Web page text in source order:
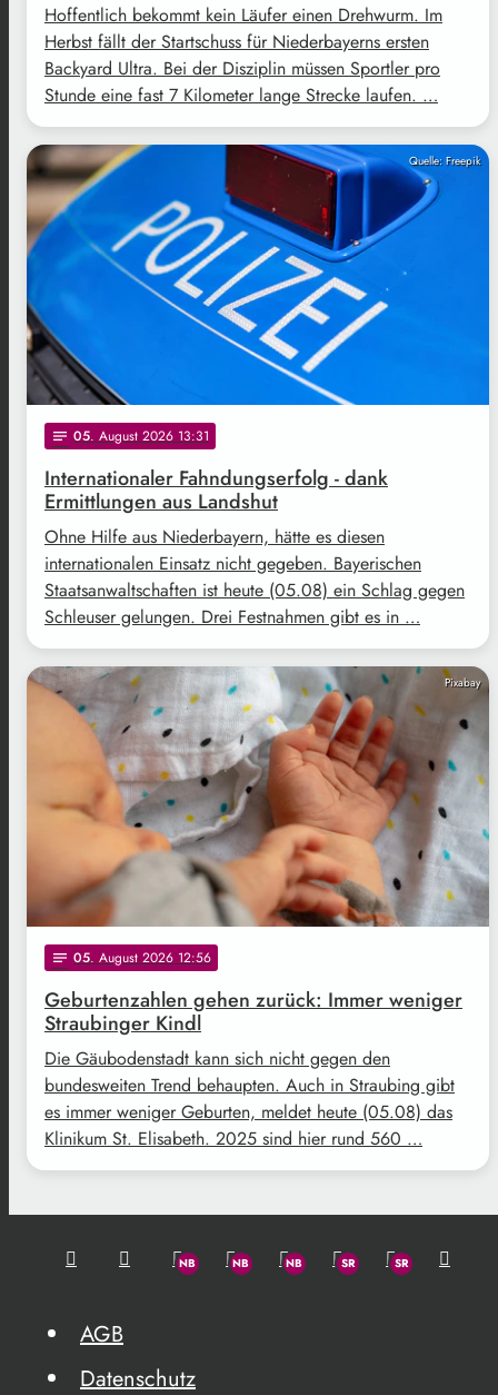
Hoffentlich bekommt kein Läufer einen Drehwurm. Im
Herbst fällt der Startschuss für Niederbayerns ersten
Backyard Ultra. Bei der Disziplin müssen Sportler pro
Stunde eine fast 7 Kilometer lange Strecke laufen. …
Quelle: Freepik
notes 05. August 2026 13:31
Internationaler Fahndungserfolg - dank
Ermittlungen aus Landshut
Ohne Hilfe aus Niederbayern, hätte es diesen
internationalen Einsatz nicht gegeben. Bayerischen
Staatsanwaltschaften ist heute (05.08) ein Schlag gegen
Schleuser gelungen. Drei Festnahmen gibt es in …
Pixabay
notes 05. August 2026 12:56
Geburtenzahlen gehen zurück: Immer weniger
Straubinger Kindl
Die Gäubodenstadt kann sich nicht gegen den
bundesweiten Trend behaupten. Auch in Straubing gibt
es immer weniger Geburten, meldet heute (05.08) das
Klinikum St. Elisabeth. 2025 sind hier rund 560 …
AGB
Datenschutz